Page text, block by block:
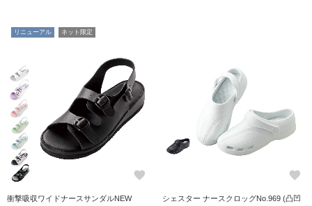
リニューアル ネット限定
favorite
衝撃吸収ワイドナースサンダルNEW
favorite
シェスター ナースクロッグNo.969 (凸凹